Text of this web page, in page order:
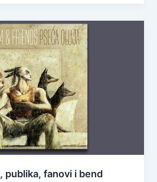
publika, fanovi i bend